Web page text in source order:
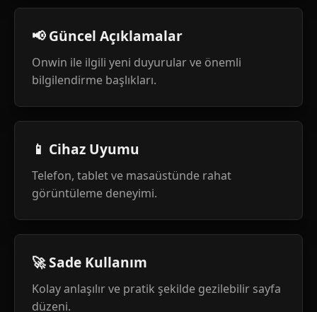
📢 Güncel Açıklamalar
Onwin ile ilgili yeni duyurular ve önemli
bilgilendirme başlıkları.
📱 Cihaz Uyumu
Telefon, tablet ve masaüstünde rahat
görüntüleme deneyimi.
🚀 Sade Kullanım
Kolay anlaşılır ve pratik şekilde gezilebilir sayfa
düzeni.